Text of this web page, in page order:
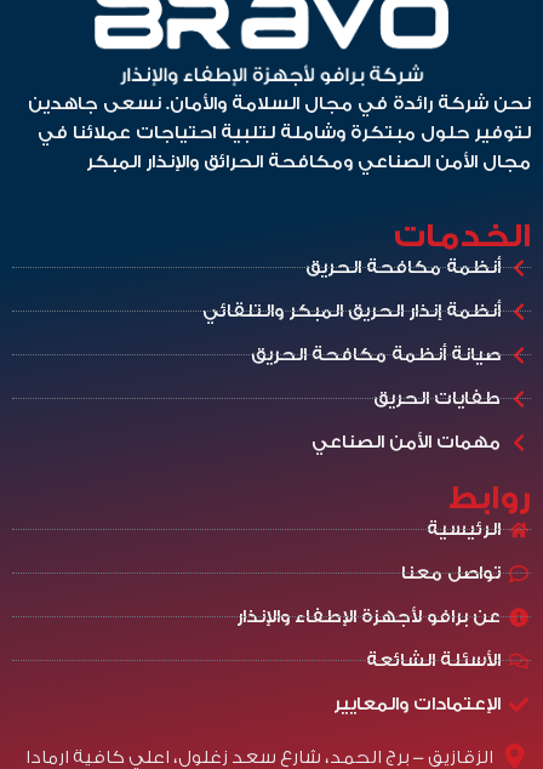
نحن شركة رائدة في مجال السلامة والأمان. نسعى جاهدين
لتوفير حلول مبتكرة وشاملة لتلبية احتياجات عملائنا في
مجال الأمن الصناعي ومكافحة الحرائق والإنذار المبكر
الخدمات
أنظمة مكافحة الحريق
أنظمة إنذار الحريق المبكر والتلقائي
صيانة أنظمة مكافحة الحريق
طفايات الحريق
مهمات الأمن الصناعي
روابط
الرئيسية
تواصل معنا
عن برافو لأجهزة الإطفاء والإنذار
الأسئلة الشائعة
الإعتمادات والمعايير
الزقازيق - برج الحمد، شارع سعد زغلول، اعلي كافية ارمادا